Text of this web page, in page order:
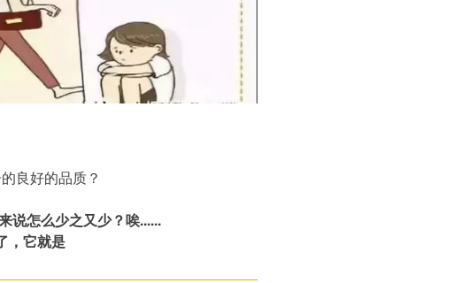
良好的品质？
说怎么少之又少？唉......
，它就是